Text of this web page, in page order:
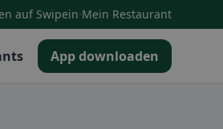
auf Swipein·Mein Restaurant
App downloaden